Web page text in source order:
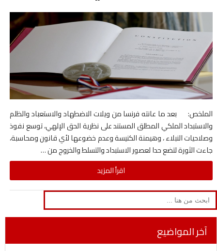
الملخص: بعد ما عانته فرنسا من ويلات الاضطهاد والاستعباد والظلم
والاستبداد الملكي المطلق المستند على نظرية الحق الإلهي، توسع نفوذ
وصلاحيات النبلاء ، وهيمنة الكنيسة وعدم خضوعها لأي قانون ومحاسبة،
جاءت الثورة لتضع حدا لعصور الاستبداد والتسلط والخروج من …
اقرأ المزيد
Search
for:
آخر المواضيع